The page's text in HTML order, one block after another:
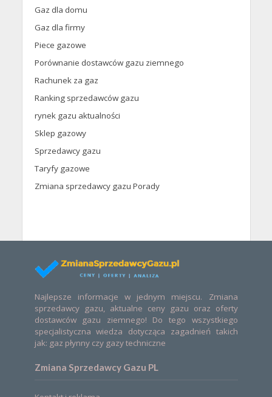
Gaz dla domu
Gaz dla firmy
Piece gazowe
Porównanie dostawców gazu ziemnego
Rachunek za gaz
Ranking sprzedawców gazu
rynek gazu aktualności
Sklep gazowy
Sprzedawcy gazu
Taryfy gazowe
Zmiana sprzedawcy gazu Porady
Najlepsze informacje w jednym miejscu. Zmiana
sprzedawcy gazu, aktualne ceny gazu oraz oferty
dostawców gazu ziemnego! Do tego wszystkiego
specjalistyczna wiedza dotycząca zagadnień takich
jak: gaz płynny czy gazy techniczne
Zmiana Sprzedawcy Gazu PL